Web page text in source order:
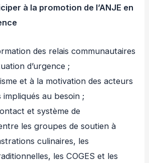
à la promotion de l’ANJE en
des relais communautaires
d’urgence ;
et à la motivation des acteurs
au besoin ;
et système de
les groupes de soutien à
culinaires, les
les COGES et les